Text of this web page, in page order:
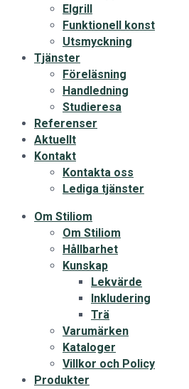
Elgrill
Funktionell konst
Utsmyckning
Tjänster
Föreläsning
Handledning
Studieresa
Referenser
Aktuellt
Kontakt
Kontakta oss
Lediga tjänster
Om Stiliom
Om Stiliom
Hållbarhet
Kunskap
Lekvärde
Inkludering
Trä
Varumärken
Kataloger
Villkor och Policy
Produkter